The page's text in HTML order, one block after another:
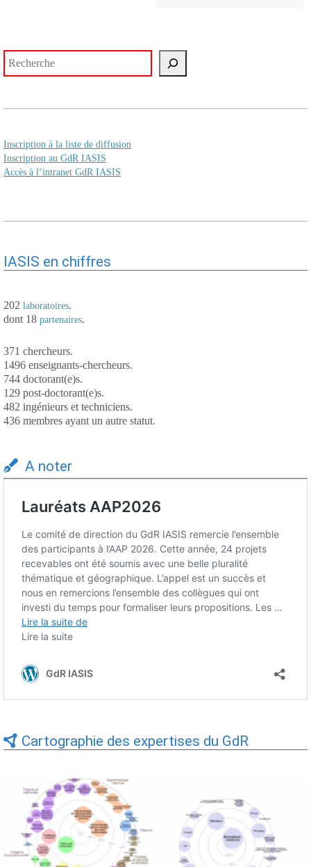
Inscription à la liste de diffusion
Inscription au GdR IASIS
Accès à l’intranet GdR IASIS
IASIS en chiffres
202 laboratoires.
dont 18 partenaires.
371 chercheurs.
1496 enseignants-chercheurs.
744 doctorant(e)s.
129 post-doctorant(e)s.
482 ingénieurs et techniciens.
436 membres ayant un autre statut.
A noter
Cartographie des expertises du GdR
Expertises du GdR -
cartographie par Axes -
19/09/2025
Expertises du GdR -
cartographie par mots-clés
applicatifs - 19/09/2025